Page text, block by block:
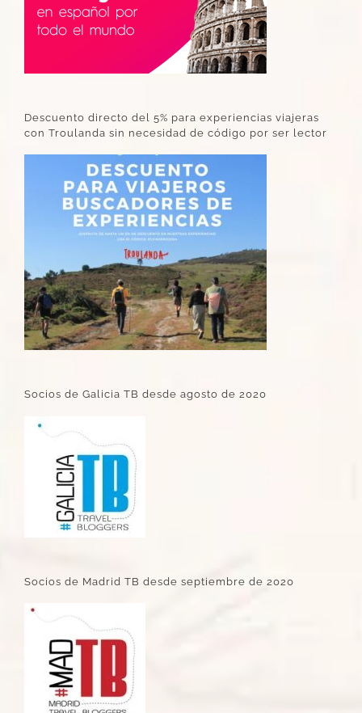
Descuento directo del 5% para experiencias viajeras
con Troulanda sin necesidad de código por ser lector
Socios de Galicia TB desde agosto de 2020
Socios de Madrid TB desde septiembre de 2020